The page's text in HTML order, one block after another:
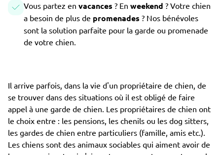
Vous partez en vacances ? En weekend ? Votre chien
a besoin de plus de promenades ? Nos bénévoles
sont la solution parfaite pour la garde ou promenade
de votre chien.
Il arrive parfois, dans la vie d'un propriétaire de chien, de
se trouver dans des situations où il est obligé de faire
appel à une garde de chien. Les propriétaires de chien ont
le choix entre : les pensions, les chenils ou les dog sitters,
les gardes de chien entre particuliers (famille, amis etc.).
Les chiens sont des animaux sociables qui aiment avoir de